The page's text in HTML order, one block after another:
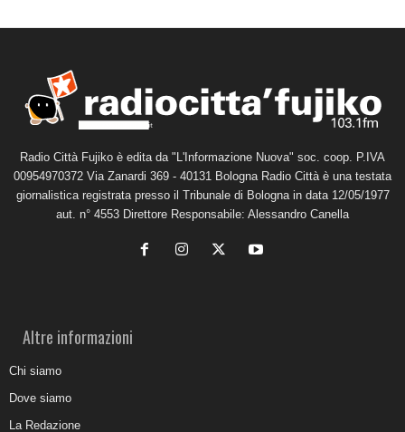
Radio Città Fujiko è edita da "L'Informazione Nuova" soc. coop. P.IVA
00954970372 Via Zanardi 369 - 40131 Bologna Radio Città è una testata
giornalistica registrata presso il Tribunale di Bologna in data 12/05/1977
aut. n° 4553 Direttore Responsabile: Alessandro Canella
Altre informazioni
Chi siamo
Dove siamo
La Redazione